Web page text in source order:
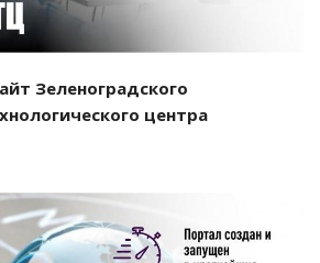
Зеленоградского
центра